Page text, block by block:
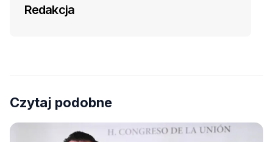
Redakcja
Czytaj podobne